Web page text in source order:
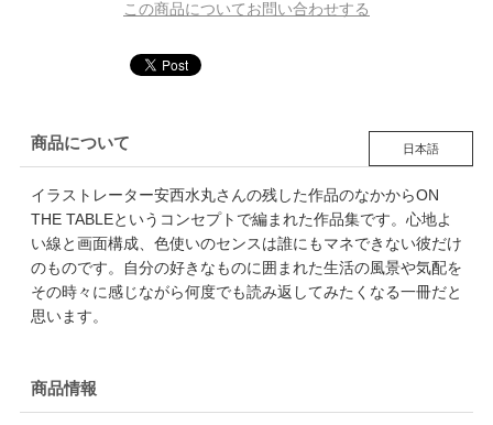
この商品についてお問い合わせする
商品について 日本語
イラストレーター安西水丸さんの残した作品のなかからON
THE TABLEというコンセプトで編まれた作品集です。心地よ
い線と画面構成、色使いのセンスは誰にもマネできない彼だけ
のものです。自分の好きなものに囲まれた生活の風景や気配を
その時々に感じながら何度でも読み返してみたくなる一冊だと
思います。
商品情報